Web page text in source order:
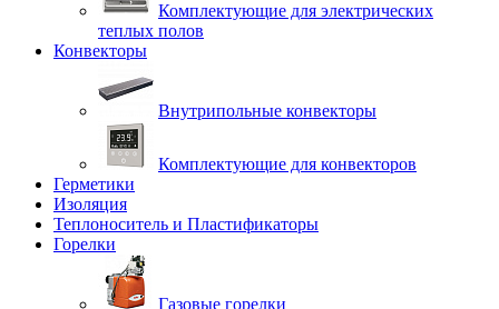
Комплектующие для электрических
теплых полов
Конвекторы
Внутрипольные конвекторы
Комплектующие для конвекторов
Герметики
Изоляция
Теплоноситель и Пластификаторы
Горелки
Газовые горелки